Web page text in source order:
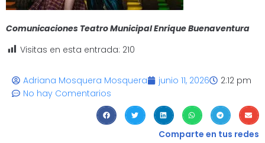
Comunicaciones Teatro Municipal Enrique Buenaventura
Visitas en esta entrada: 210
Adriana Mosquera Mosquera junio 11, 2026
2:12 pm
No hay Comentarios
Comparte en tus redes